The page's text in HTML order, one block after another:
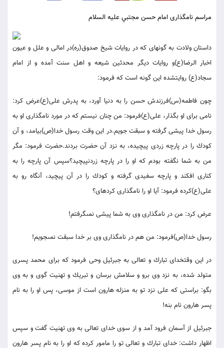
مراسم نامگذارى امام حسن مجتبي عليه السلام
داستان ولادت به گونه‏اى كه در روايات شيخ صدوق(ره)در امالى و علل و عيون
اخبار الرضا(ع)و روايات ديگر محدثين شيعه و اهل سنت آمده و از امام
سجاد(ع) روايت‏شده اين گونه است كه فرمود:
چون فاطمه(س)فرزندش حسن را به دنيا آورد، به پدرش على(ع)عرض كرد:
نامى براى او بگذار، على(ع)فرمود: من چنان نيستم كه در مورد نامگذارى او به
رسول خدا پيشى گرفته و سبقت جويم.در اين وقت رسول خدا(ص)بيامد، و آن
كودك را در پارچه زردى پيچيده، به نزد آن حضرت بردند.حضرت فرمود: مگر
من به شما نگفته بودم كه او را در پارچه زردنپيچيد؟سپس آن پارچه را به
كنارى افكند و پارچه سفيدى گرفته و كودك را در آن پيچيد، آنگاه رو به
على(ع)كرده فرمود: آيا او را نامگذارى كرده‏اى؟
عرض كرد: من در نامگذارى وى به شما پيشى نمى‏گرفتم!
رسول خدا(ص)فرمود: من هم در نامگذارى وى بر خدا سبقت نمى‏جويم!
در اين وقت‏خداى تبارك و تعالى به جبرئيل وحى فرمود كه براى محمد پسرى
متولد شده، به نزد وى برو و سلامش برسان و تبريك و تهنيت گوى و به وى
بگو: براستى كه على نزد تو به منزله هارون است از موسى، پس او را به نام
پسر هارون نام بنه!
جبرئيل از آسمان فرود آمد و از سوى خداى تعالى به وى تهنيت گفت و سپس
اظهار داشت: خداى تبارك و تعالى تو را مامور كرده كه او را به نام پسر هارون